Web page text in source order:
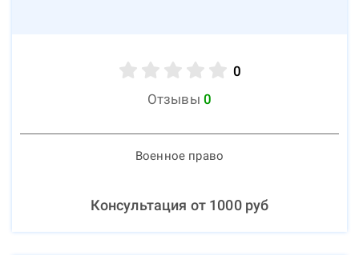
0
Отзывы 0
Военное право
Консультация от 1000руб